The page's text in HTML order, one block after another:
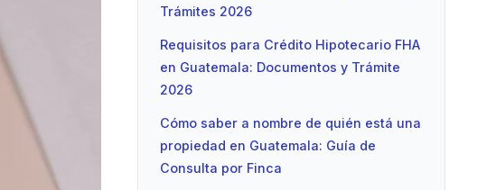
Trámites 2026
Requisitos para Crédito Hipotecario FHA
en Guatemala: Documentos y Trámite
2026
Cómo saber a nombre de quién está una
propiedad en Guatemala: Guía de
Consulta por Finca